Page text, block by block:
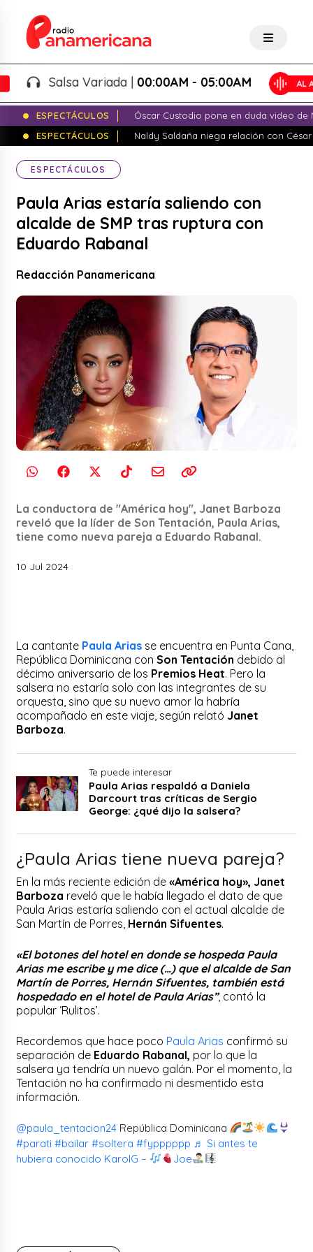
Salsa Variada |00:00AM - 05:00AM
ESPECTÁCULOS
Óscar Custodio pone en duda video de
ESPECTÁCULOS
Naldy Saldaña niega relación con
ESPECTÁCULOS
Paula Arias estaría saliendo con
alcalde de SMP tras ruptura con
Eduardo Rabanal
Redacción Panamericana
La conductora de "América hoy", Janet Barboza
reveló que la líder de Son Tentación, Paula Arias,
tiene como nueva pareja a Eduardo Rabanal.
10 Jul 2024
La cantante Paula Arias se encuentra en Punta Cana,
República Dominicana con Son Tentación debido al
décimo aniversario de los Premios Heat. Pero la
salsera no estaría solo con las integrantes de su
orquesta, sino que su nuevo amor la habría
acompañado en este viaje, según relató Janet
Barboza.
Te puede interesar
Paula Arias respaldó a Daniela
Darcourt tras críticas de Sergio
George: ¿qué dijo la salsera?
¿Paula Arias tiene nueva pareja?
En la más reciente edición de«América hoy», Janet
Barboza reveló que le había llegado el dato de que
Paula Arias estaría saliendo con el actual alcalde de
San Martín de Porres, Hernán Sifuentes.
«El botones del hotel en donde se hospeda Paula
Arias me escribe y me dice (…) que el alcalde de San
Martín de Porres, Hernán Sifuentes, también está
hospedado en el hotel de Paula Arias”, contó la
popular ‘Rulitos’.
Recordemos que hace poco Paula Arias confirmó su
separación de Eduardo Rabanal, por lo que la
salsera ya tendría un nuevo galán. Por el momento, la
Tentación no ha confirmado ni desmentido esta
información.
@paula_tentacion24 República Dominicana
#parati #bailar #soltera #fypppppp ♬ Si antes te
hubiera conocido KarolG –
Joe